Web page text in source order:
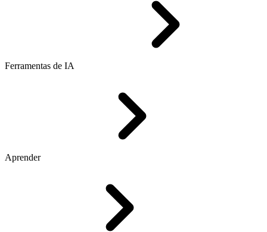
Ferramentas de IA
Aprender